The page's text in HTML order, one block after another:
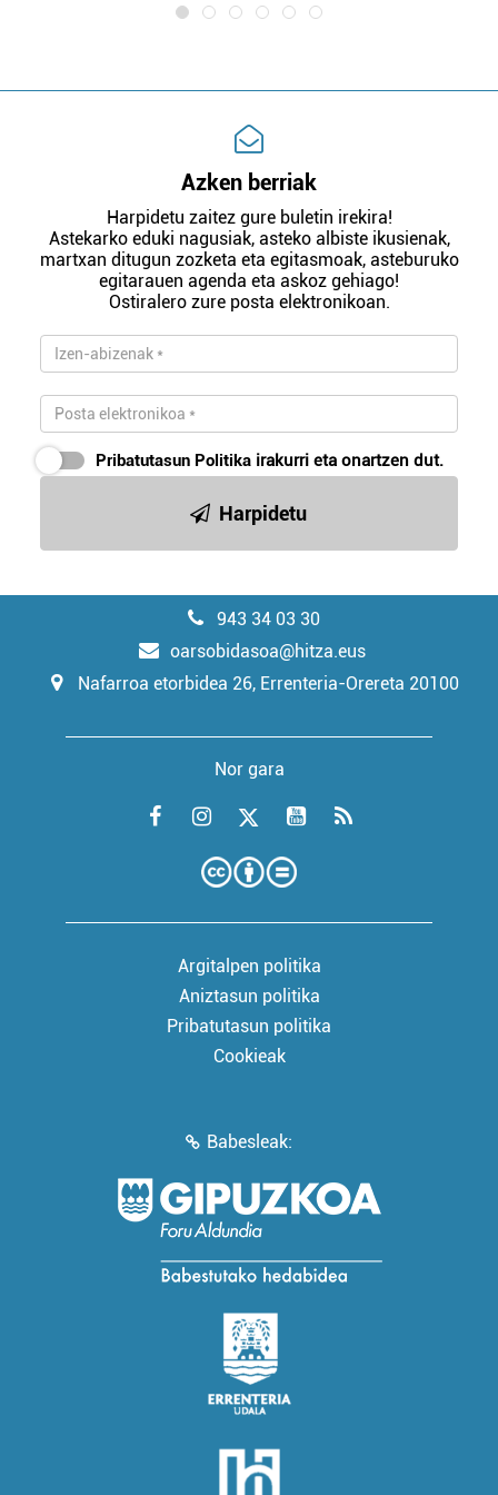
Azken berriak
Harpidetu zaitez gure buletin irekira!
Astekarko eduki nagusiak, asteko albiste ikusienak,
martxan ditugun zozketa eta egitasmoak, asteburuko
egitarauen agenda eta askoz gehiago!
Ostiralero zure posta elektronikoan.
Pribatutasun Politika irakurri eta onartzen dut.
Harpidetu
943 34 03 30
oarsobidasoa@hitza.eus
Nafarroa etorbidea 26, Errenteria-Orereta 20100
Nor gara
Argitalpen politika
Aniztasun politika
Pribatutasun politika
Cookieak
Babesleak: